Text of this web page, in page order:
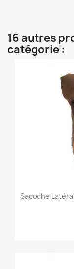
16 autres
catégorie :
Sacoche